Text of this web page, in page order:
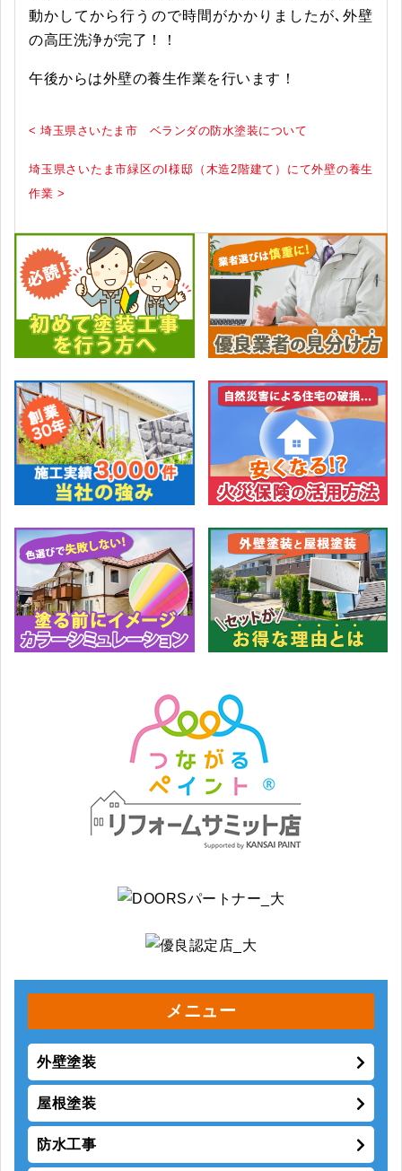
動かしてから行うので時間がかかりましたが､外壁
の高圧洗浄が完了！！
午後からは外壁の養生作業を行います！
< 埼玉県さいたま市 ベランダの防水塗装について
埼玉県さいたま市緑区のI様邸（木造2階建て）にて外壁の養生
作業 >
メニュー
外壁塗装
屋根塗装
防水工事